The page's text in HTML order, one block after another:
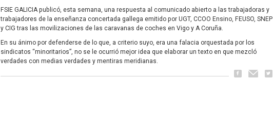
FSIE GALICIA publicó, esta semana, una respuesta al comunicado abierto a las trabajadoras y
trabajadores de la enseñanza concertada gallega emitido por UGT, CCOO Ensino, FEUSO, SNEP
y CIG tras las movilizaciones de las caravanas de coches en Vigo y A Coruña.
En su ánimo por defenderse de lo que, a criterio suyo, era una falacia orquestada por los
sindicatos “minoritarios”, no se le ocurrió mejor idea que elaborar un texto en que mezcló
verdades con medias verdades y mentiras meridianas.